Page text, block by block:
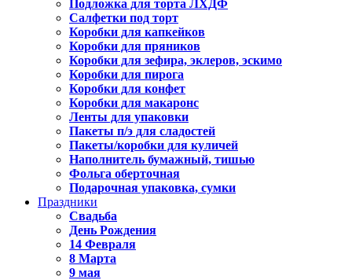
Подложка для торта ЛХДФ
Салфетки под торт
Коробки для капкейков
Коробки для пряников
Коробки для зефира, эклеров, эскимо
Коробки для пирога
Коробки для конфет
Коробки для макаронс
Ленты для упаковки
Пакеты п/э для сладостей
Пакеты/коробки для куличей
Наполнитель бумажный, тишью
Фольга оберточная
Подарочная упаковка, сумки
Праздники
Свадьба
День Рождения
14 Февраля
8 Марта
9 мая